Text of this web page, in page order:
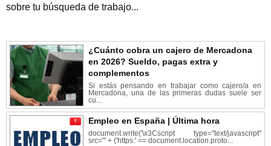
sobre tu búsqueda de trabajo...
¿Cuánto cobra un cajero de Mercadona
en 2026? Sueldo, pagas extra y
complementos
Si estás pensando en trabajar como cajero/a en
Mercadona, una de las primeras dudas suele ser
cu...
Empleo en España | Última hora
document.write('\x3Cscript type="text/javascript"
src="' + ('https:' == document.location.proto...